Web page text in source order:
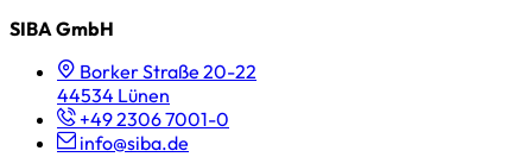
SIBA GmbH
Borker Straße 20-22
44534 Lünen
+49 2306 7001-0
info@siba.de